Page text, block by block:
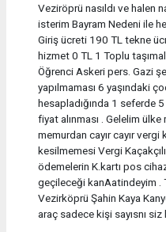
Veziröprü nasıldı ve halen
isterim Bayram Nedeni ile
Giriş ücreti 190 TL tekne
hizmet 0 TL 1 Toplu
Öğrenci Askeri pers. Gazi
yapılmaması 6 yaşındaki
hesapladığında 1 seferde
fiyat alınması . Gelelim
memurdan cayır cayır
kesilmemesi Vergi
ödemelerin K.kartı pos
geçileceği kanAatindeyim .
Vezirköprü Şahin Kaya
araç sadece kişi sayısnı siz